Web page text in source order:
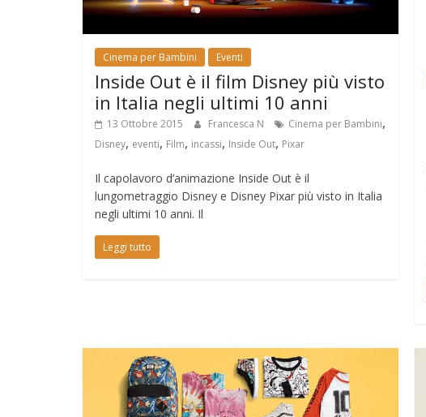
Cinema per Bambini Eventi
Inside Out è il film Disney più visto
in Italia negli ultimi 10 anni
13 Ottobre 2015 Francesca N Cinema per Bambini,
Disney, eventi, Film, incassi, Inside Out, Pixar
Il capolavoro d’animazione Inside Out è il
lungometraggio Disney e Disney Pixar più visto in Italia
negli ultimi 10 anni. Il
Leggi tutto